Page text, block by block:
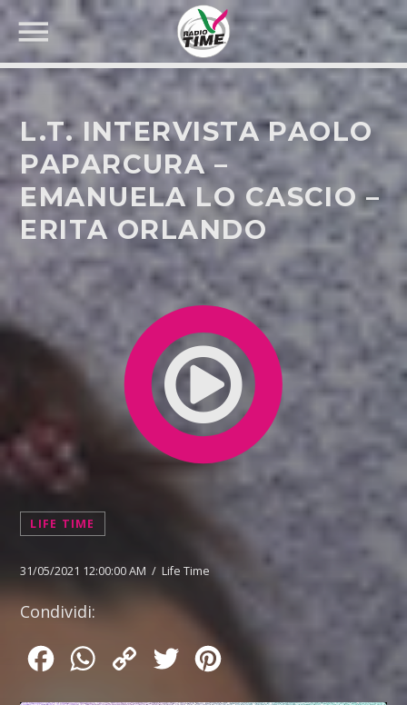
CERCA NEL SITO WEB:
L.T. INTERVISTA PAOLO
PAPARCURA –
EMANUELA LO CASCIO –
ERITA ORLANDO
LIFE TIME
31/05/2021 12:00:00 AM / Life Time
Condividi:
FacebookWhatsApp
Copy
TwitterPinterest